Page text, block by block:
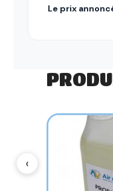
Le prix